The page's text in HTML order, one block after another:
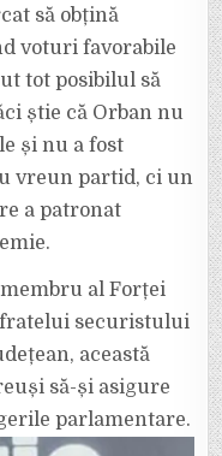
să obțină
voturi favorabile
tot posibilul să
știe că Orban nu
și nu a fost
vreun partid, ci un
a patronat
al Forței
fratelui securistului
această
să-și asigure
parlamentare.